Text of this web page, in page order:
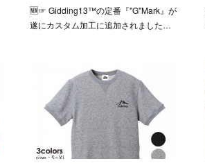
🆕☞ Gidding13™の定番『"G"Mark』が
遂にカスタム加工に追加されました…